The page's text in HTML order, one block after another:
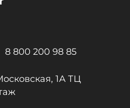
8 800 200 98 85
1А ТЦ